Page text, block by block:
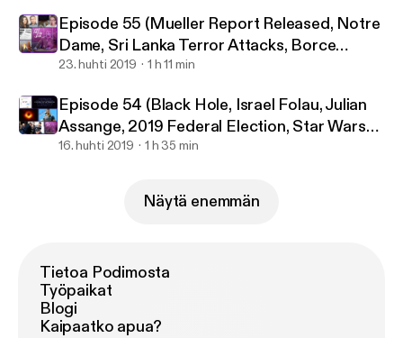
Episode 55 (Mueller Report Released, Notre
Dame, Sri Lanka Terror Attacks, Borce
Ristevski)
23. huhti 2019 1 h 11 min
Episode 54 (Black Hole, Israel Folau, Julian
Assange, 2019 Federal Election, Star Wars
Celebration)
16. huhti 2019 1 h 35 min
Näytä enemmän
Tietoa Podimosta
Työpaikat
Blogi
Kaipaatko apua?